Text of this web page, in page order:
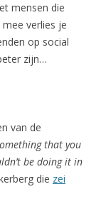
mensen die
verlies je
op social
zijn…
van de
that you
be doing it in
die zei